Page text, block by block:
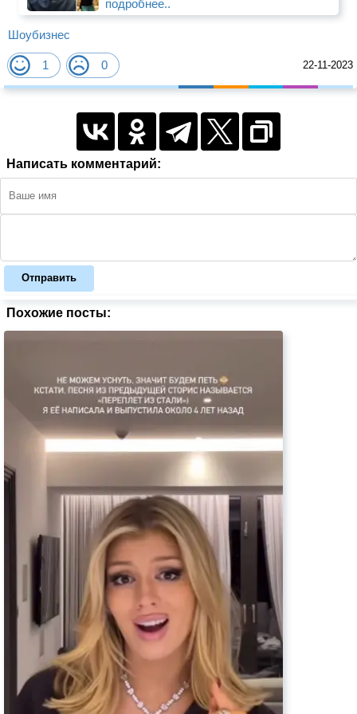
подробнее..
Шоубизнес
1 0 22-11-2023
Написать комментарий:
Отправить
Похожие посты: